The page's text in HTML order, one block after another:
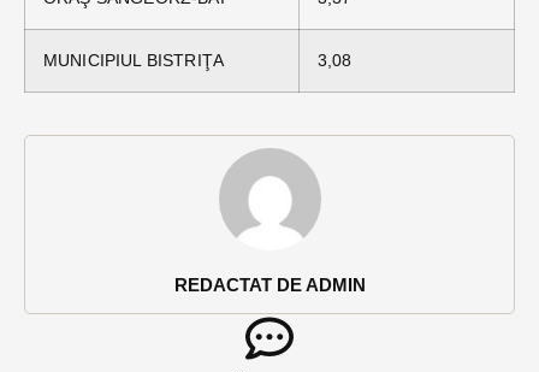
REDACTAT DE ADMIN
MUNICIPIUL BISTRIŢA 3,08